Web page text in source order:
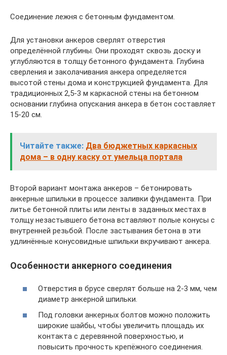
Соединение лежня с бетонным фундаментом.
Для установки анкеров сверлят отверстия
определённой глубины. Они проходят сквозь доску и
углубляются в толщу бетонного фундамента. Глубина
сверления и заколачивания анкера определяется
высотой стены дома и конструкцией фундамента. Для
традиционных 2,5-3 м каркасной стены на бетонном
основании глубина опускания анкера в бетон составляет
15-20 см.
Читайте также: Два бюджетных каркасных
дома – в одну каску от умельца портала
Второй вариант монтажа анкеров – бетонировать
анкерные шпильки в процессе заливки фундамента. При
литье бетонной плиты или ленты в заданных местах в
толщу незастывшего бетона вставляют полые конусы с
внутренней резьбой. После застывания бетона в эти
удлинённые конусовидные шпильки вкручивают анкера.
Особенности анкерного соединения
Отверстия в брусе сверлят больше на 2-3 мм, чем
диаметр анкерной шпильки.
Под головки анкерных болтов можно положить
широкие шайбы, чтобы увеличить площадь их
контакта с деревянной поверхностью, и
повысить прочность крепёжного соединения.